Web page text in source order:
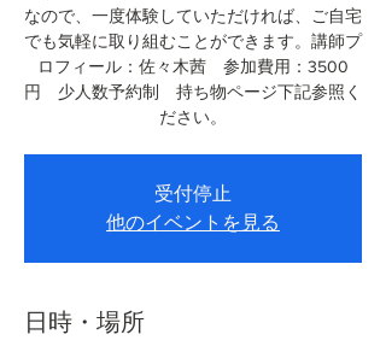
なので、一度体験していただければ、ご自宅
でも気軽に取り組むことができます。講師プ
ロフィール：佐々木茜 参加費用：3500
円 少人数予約制 持ち物ページ下記参照く
ださい。
受付停止
他のイベントを見る
日時・場所